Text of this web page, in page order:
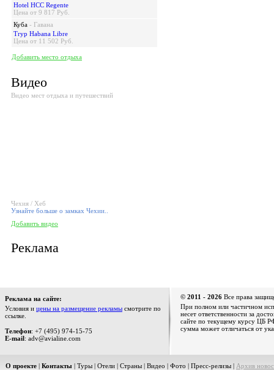
Hotel HCC Regente
Цена от 9 817 Руб.
Куба - Гавана
Tryp Habana Libre
Цена от 11 502 Руб.
Добавить место отдыха
Видео
Видео мест отдыха и путешествий
Чехия / Хеб
Узнайте больше о замках Чехии..
Добавить видео
Реклама
Реклама на сайте:
Условия и цены на размещение рекламы смотрите по
ссылке.
Телефон: +7 (495) 974-15-75
E-mail: adv@avialine.com
© 2011 - 2026 Все права
При полном или частичном
несет ответственности за
сайте по текущему курсу ЦБ
сумма может отличаться от
О проекте | Контакты | Туры | Отели | Страны | Видео | Фото | Пресс-релизы | Архив